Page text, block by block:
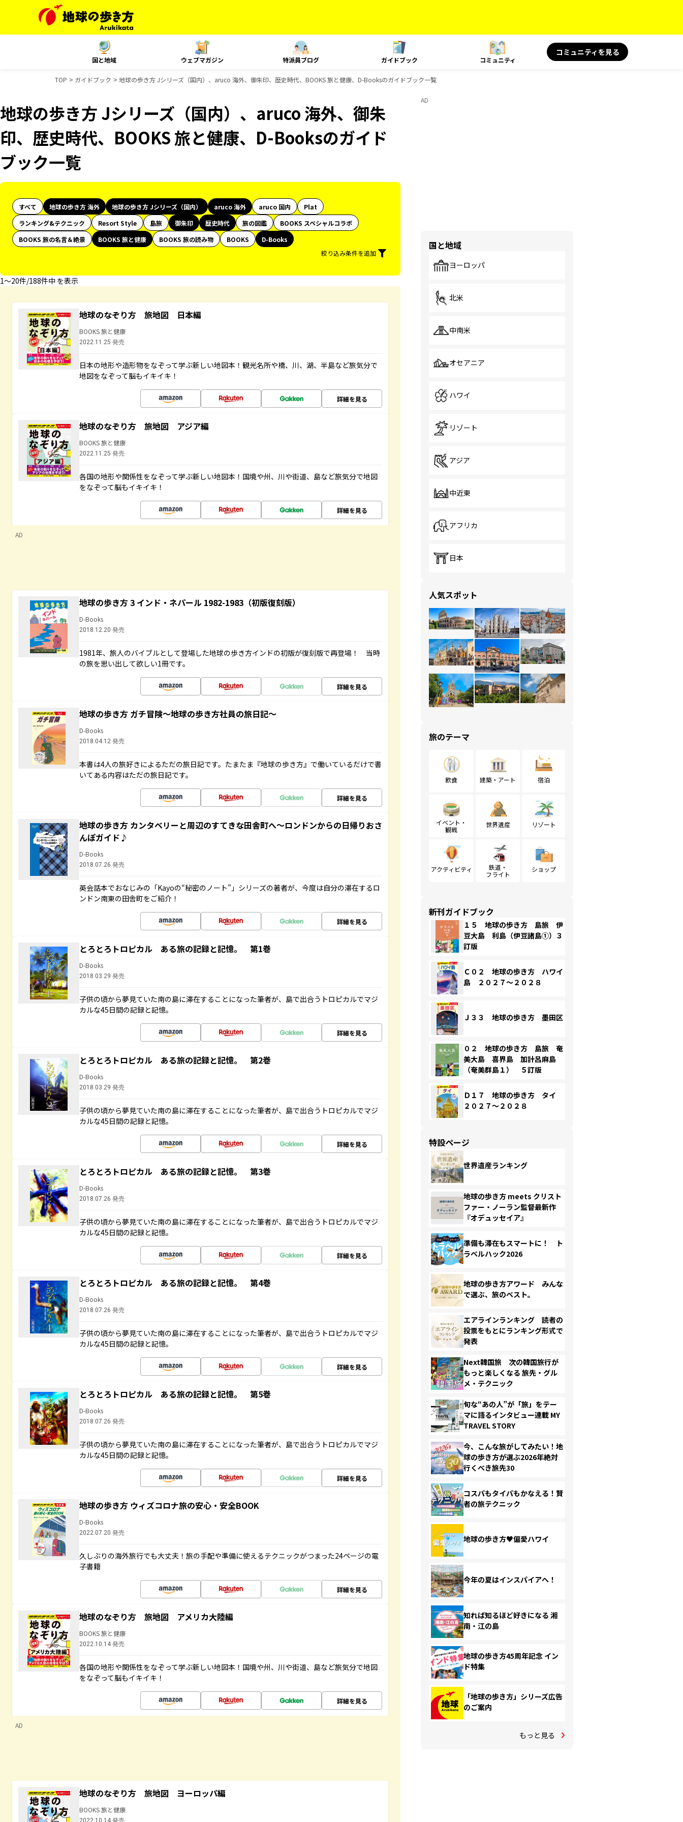
国と地域 ウェブマガジン 特派員ブログ ガイドブック コミュニティ
コミュニティを見る
TOP ガイドブック 地球の歩き方 Jシリーズ（国内）、aruco 海外、御朱印、歴史時代、BOOKS 旅と健康、D-Booksのガイドブック一覧
地球の歩き方 Jシリーズ（国内）、aruco 海外、御朱
印、歴史時代、BOOKS 旅と健康、D-Booksのガイド
ブック一覧
すべて 地球の歩き方 海外 地球の歩き方 Jシリーズ（国内） aruco 海外 aruco 国内
Plat
ランキング&テクニック
Resort Style 島旅 御朱印 歴史時代 旅の図鑑
BOOKS スペシャルコラボ
BOOKS 旅の名言＆絶景
BOOKS 旅と健康 BOOKS 旅の読み物 BOOKS
D-Books
絞り込み条件を追加
1〜20件/188件中 を表示
地球のなぞり方 旅地図 日本編
BOOKS 旅と健康
2022.11.25 発売
日本の地形や造形物をなぞって学ぶ新しい地図本！観光名所や橋、川、湖、半島など旅気分で
地図をなぞって脳もイキイキ！
詳細を見る
地球のなぞり方 旅地図 アジア編
BOOKS 旅と健康
2022.11.25 発売
各国の地形や関係性をなぞって学ぶ新しい地図本！国境や州、川や街道、島など旅気分で地図
をなぞって脳もイキイキ！
詳細を見る
AD
地球の歩き方 3 インド・ネパール 1982-1983（初版復刻版）
D-Books
2018.12.20 発売
1981年、旅人のバイブルとして登場した地球の歩き方インドの初版が復刻版で再登場！ 当時
の旅を思い出して欲しい1冊です。
詳細を見る
地球の歩き方 ガチ冒険～地球の歩き方社員の旅日記～
D-Books
2018.04.12 発売
本書は4人の旅好きによるただの旅日記です。たまたま『地球の歩き方』で働いているだけで書
いてある内容はただの旅日記です。
詳細を見る
地球の歩き方 カンタベリーと周辺のすてきな田舎町へ～ロンドンからの日帰りおさ
んぽガイド♪
D-Books
2018.07.26 発売
英会話本でおなじみの「Kayoの“秘密のノート”」シリーズの著者が、今度は自分の滞在するロ
ンドン南東の田舎町をご紹介！
詳細を見る
とろとろトロピカル ある旅の記録と記憶。 第1巻
D-Books
2018.03.29 発売
子供の頃から夢見ていた南の島に滞在することになった筆者が、島で出合うトロピカルでマジ
カルな45日間の記録と記憶。
詳細を見る
とろとろトロピカル ある旅の記録と記憶。 第2巻
D-Books
2018.03.29 発売
子供の頃から夢見ていた南の島に滞在することになった筆者が、島で出合うトロピカルでマジ
カルな45日間の記録と記憶。
詳細を見る
とろとろトロピカル ある旅の記録と記憶。 第3巻
D-Books
2018.07.26 発売
子供の頃から夢見ていた南の島に滞在することになった筆者が、島で出合うトロピカルでマジ
カルな45日間の記録と記憶。
詳細を見る
とろとろトロピカル ある旅の記録と記憶。 第4巻
D-Books
2018.07.26 発売
子供の頃から夢見ていた南の島に滞在することになった筆者が、島で出合うトロピカルでマジ
カルな45日間の記録と記憶。
詳細を見る
とろとろトロピカル ある旅の記録と記憶。 第5巻
D-Books
2018.07.26 発売
子供の頃から夢見ていた南の島に滞在することになった筆者が、島で出合うトロピカルでマジ
カルな45日間の記録と記憶。
詳細を見る
地球の歩き方 ウィズコロナ旅の安心・安全BOOK
D-Books
2022.07.20 発売
久しぶりの海外旅行でも大丈夫！旅の手配や準備に使えるテクニックがつまった24ページの電
子書籍
詳細を見る
地球のなぞり方 旅地図 アメリカ大陸編
BOOKS 旅と健康
2022.10.14 発売
各国の地形や関係性をなぞって学ぶ新しい地図本！国境や州、川や街道、島など旅気分で地図
をなぞって脳もイキイキ！
詳細を見る
AD
地球のなぞり方 旅地図 ヨーロッパ編
BOOKS 旅と健康
2022.10.14 発売
AD
国と地域
ヨーロッパ
北米
中南米
オセアニア
ハワイ
リゾート
アジア
中近東
アフリカ
日本
人気スポット
旅のテーマ
飲食 建築・アート 宿泊
イベント・
観戦
世界遺産 リゾート
アクティビティ
鉄道・
フライト
ショップ
新刊ガイドブック
１５ 地球の歩き方 島旅 伊
豆大島 利島（伊豆諸島①）３
訂版
Ｃ０２ 地球の歩き方 ハワイ
島 ２０２７～２０２８
Ｊ３３ 地球の歩き方 墨田区
０２ 地球の歩き方 島旅 奄
美大島 喜界島 加計呂麻島
（奄美群島１） ５訂版
Ｄ１７ 地球の歩き方 タイ
２０２７～２０２８
特設ページ
世界遺産ランキング
地球の歩き方 meets クリスト
ファー・ノーラン監督最新作
『オデュッセイア』
準備も滞在もスマートに！ ト
ラベルハック2026
地球の歩き方アワード みんな
で選ぶ、旅のベスト。
エアラインランキング 読者の
投票をもとにランキング形式で
発表
Next韓国旅 次の韓国旅行が
もっと楽しくなる 旅先・グル
メ・テクニック
旬な“あの人”が「旅」をテー
マに語るインタビュー連載 MY
TRAVEL STORY
今、こんな旅がしてみたい！地
球の歩き方が選ぶ2026年絶対
行くべき旅先30
コスパもタイパもかなえる！賢
者の旅テクニック
地球の歩き方♥偏愛ハワイ
今年の夏はインスパイアへ！
知れば知るほど好きになる 湘
南・江の島
地球の歩き方45周年記念 イン
ド特集
「地球の歩き方」シリーズ広告
のご案内
もっと見る